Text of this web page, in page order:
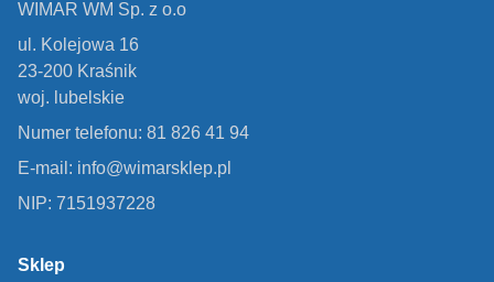
WIMAR WM Sp. z o.o
ul. Kolejowa 16
23-200 Kraśnik
woj. lubelskie
Numer telefonu: 81 826 41 94
E-mail: info@wimarsklep.pl
NIP: 7151937228
Sklep